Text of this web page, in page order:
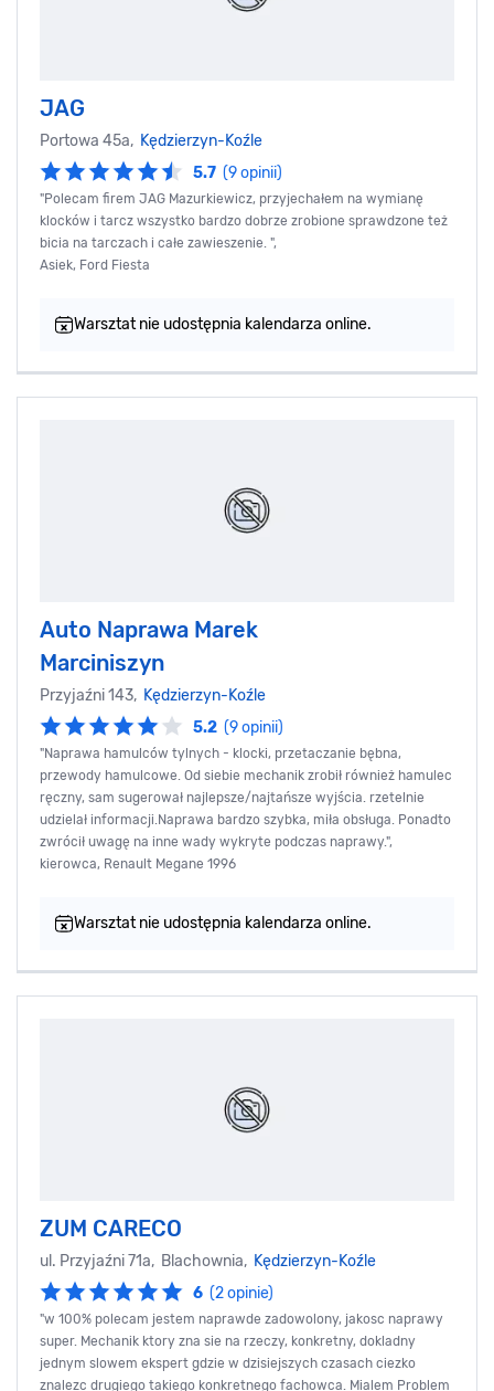
JAG
Portowa 45a, Kędzierzyn-Koźle
5.7 (9 opinii)
"Polecam firem JAG Mazurkiewicz, przyjechałem na wymianę
klocków i tarcz wszystko bardzo dobrze zrobione sprawdzone też
bicia na tarczach i całe zawieszenie. ",
Asiek, Ford Fiesta
Warsztat nie udostępnia kalendarza online.
Auto Naprawa Marek
Marciniszyn
Przyjaźni 143, Kędzierzyn-Koźle
5.2 (9 opinii)
"Naprawa hamulców tylnych - klocki, przetaczanie bębna,
przewody hamulcowe. Od siebie mechanik zrobił również hamulec
ręczny, sam sugerował najlepsze/najtańsze wyjścia. rzetelnie
udzielał informacji.Naprawa bardzo szybka, miła obsługa. Ponadto
zwrócił uwagę na inne wady wykryte podczas naprawy.",
kierowca, Renault Megane 1996
Warsztat nie udostępnia kalendarza online.
ZUM CARECO
ul. Przyjaźni 71a, Blachownia, Kędzierzyn-Koźle
6 (2 opinie)
"w 100% polecam jestem naprawde zadowolony, jakosc naprawy
super. Mechanik ktory zna sie na rzeczy, konkretny, dokladny
jednym slowem ekspert gdzie w dzisiejszych czasach ciezko
znalezc drugiego takiego konkretnego fachowca. Mialem Problem